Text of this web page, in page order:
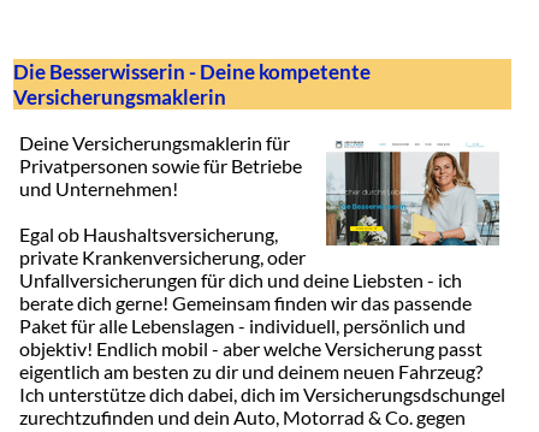
Die Besserwisserin - Deine kompetente
Versicherungsmaklerin
Deine Versicherungsmaklerin für
Privatpersonen sowie für Betriebe
und Unternehmen!
Egal ob Haushaltsversicherung,
private Krankenversicherung, oder
Unfallversicherungen für dich und deine Liebsten - ich
berate dich gerne! Gemeinsam finden wir das passende
Paket für alle Lebenslagen - individuell, persönlich und
objektiv! Endlich mobil - aber welche Versicherung passt
eigentlich am besten zu dir und deinem neuen Fahrzeug?
Ich unterstütze dich dabei, dich im Versicherungsdschungel
zurechtzufinden und dein Auto, Motorrad & Co. gegen